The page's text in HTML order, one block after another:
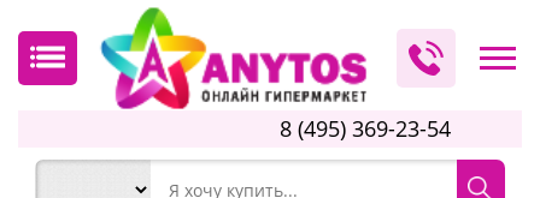
8 (495) 369-23-54